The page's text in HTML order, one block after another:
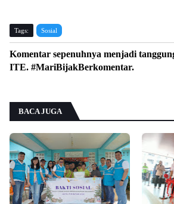
Tags: Sosial
Komentar sepenuhnya menjadi
ITE. #MariBijakBerkomentar.
BACA JUGA